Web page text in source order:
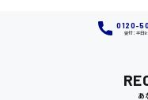
0120-
受付：平日
あ